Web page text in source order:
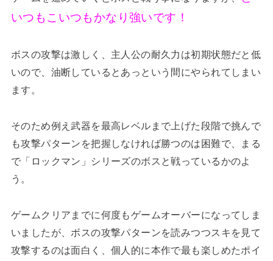
いつもこいつもかなり強いです！
ボスの攻撃は激しく、主人公の耐久力は初期状態だと低
いので、油断しているとあっという間にやられてしまい
ます。
そのため例え武器を最高レベルまで上げた段階で挑んで
も攻撃パターンを把握しなければ勝つのは困難で、まる
で「ロックマン」シリーズのボスと戦っているかのよ
う。
ゲームクリアまでに何度もゲームオーバーになってしま
いましたが、ボスの攻撃パターンを読みつつスキを見て
攻撃するのは面白く、個人的に本作で最も楽しめたポイ